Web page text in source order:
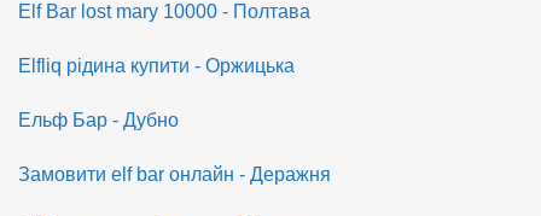
Elf Bar lost mary 10000 - Полтава
Elfliq рідина купити - Оржицька
Ельф Бар - Дубно
Замовити elf bar онлайн - Деражня